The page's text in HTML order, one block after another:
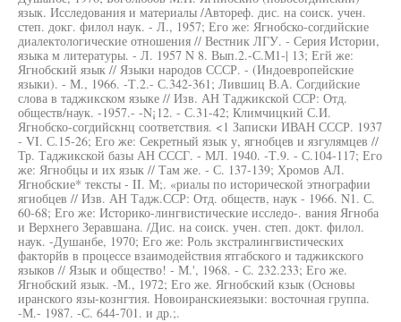
язык. Исследования и материалы /Автореф. дис. на соиск. учен.
степ. докг. филол наук. - Л., 1957; Его же: Ягнобско-согдийские
диалектологические отношения // Вестник ЛГУ. - Серия Истории,
языка м литературы. - Л. 1957 N 8. Вып.2.-С.М1-| 13; Егй же:
Ягнобский язык // Языки народов СССР. - (Индоевропейские
языки). - М., 1966. -Т.2.- С.342-361; Лившиц В.А. Согдийские
слова в таджикском языке // Изв. АН Таджикской ССР: Отд.
обществ/наук. -1957.- -N¡12. - С.31-42; Климчицкий С.И.
Ягнобско-согдийскнц соответствия. <1 Записки ИВАН СССР. 1937
- VI. С.15-26; Его же: Секретный язык у, ягнобцев и язгулямцев //
Тр. Таджикской базы АН СССГ. - МЛ. 1940. -Т.9. - С.104-117; Его
же: Ягнобцы и их язык // Там же. - С. 137-139; Хромов АЛ.
Ягнобские* тексты - II. М;. «риалы по исторической этнографии
ягиобцев // Изв. АН Тадж.ССР: Отд. обществ, наук - 1966. N1. С.
60-68; Его же: Историко-лингвистические исследо-. вания Ягноба
и Верхнего Зеравшана. /Дис. на соиск. учен. степ. докт. филол.
наук. -Душанбе, 1970; Его же: Роль зкстралингвистических
факторйв в процессе взаимодействия ятгабского и таджикского
языков // Язык и общество! - М.', 1968. - С. 232.233; Его же.
Ягнобский язык. -М., 1972; Его же. Ягнобский кзык (Основы
иранского язы-кознгтия. Новоиранскиеязыки: восточная группа.
-М.- 1987. -С. 644-701. и др.;.